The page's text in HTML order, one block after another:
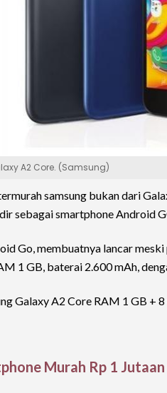
A2 Core. (Samsung)
samsung bukan dari
sebagai smartphone Android
Go, membuatnya lancar
1 GB, baterai 2.600 mAh,
Galaxy A2 Core RAM 1 GB +
Murah Rp 1